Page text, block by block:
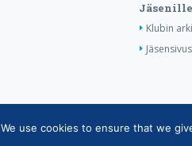
Jäsenille
Klubin
Copyright © Suomen Rotarypalvelu ry
We use cookies to ensure that we